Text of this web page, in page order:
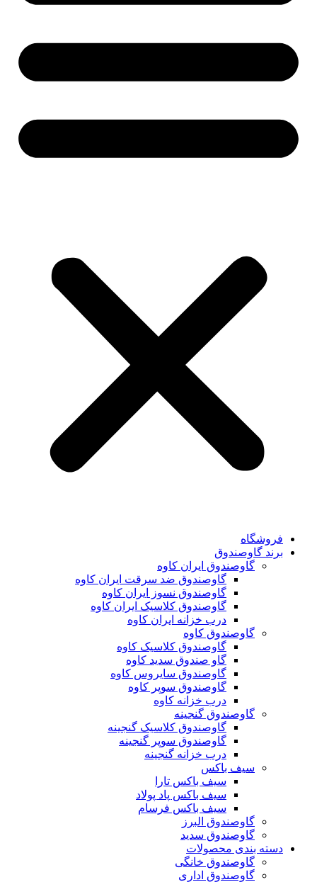
فروشگاه
برند گاوصندوق
گاوصندوق ایران کاوه
گاوصندوق ضد سرقت ایران کاوه
گاوصندوق نسوز ایران کاوه
گاوصندوق کلاسیک ایران کاوه
درب خزانه ایران کاوه
گاوصندوق کاوه
گاوصندوق کلاسیک کاوه
گاو صندوق سدید کاوه
گاوصندوق سایروس کاوه
گاوصندوق سوپر کاوه
درب خزانه کاوه
گاوصندوق گنجینه
گاوصندوق کلاسیک گنجینه
گاوصندوق سوپر گنجینه
درب خزانه گنجینه
سیف باکس
سیف باکس تارا
سیف باکس پاد پولاد
سیف باکس فرسام
گاوصندوق البرز
گاوصندوق سدید
دسته بندی محصولات
گاوصندوق خانگی
گاوصندوق اداری